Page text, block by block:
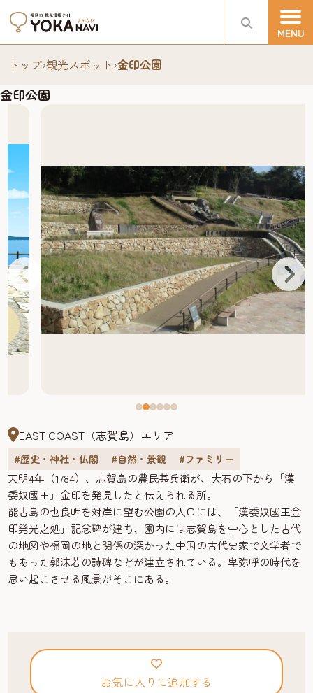
トップ›観光スポット›金印公園
金印公園
EAST COAST（志賀島）エリア
#歴史・神社・仏閣 #自然・景観 #ファミリー
天明4年（1784）、志賀島の農民甚兵衛が、大石の下から「漢
委奴國王」金印を発見したと伝えられる所。
能古島の也良岬を対岸に望む公園の入口には、「漢委奴國王金
印発光之処」記念碑が建ち、園内には志賀島を中心とした古代
の地図や福岡の地と関係の深かった中国の古代史家で文学者で
もあった郭沫若の詩碑などが建立されている。卑弥呼の時代を
思い起こさせる風景がそこにある。
お気に入りに追加する